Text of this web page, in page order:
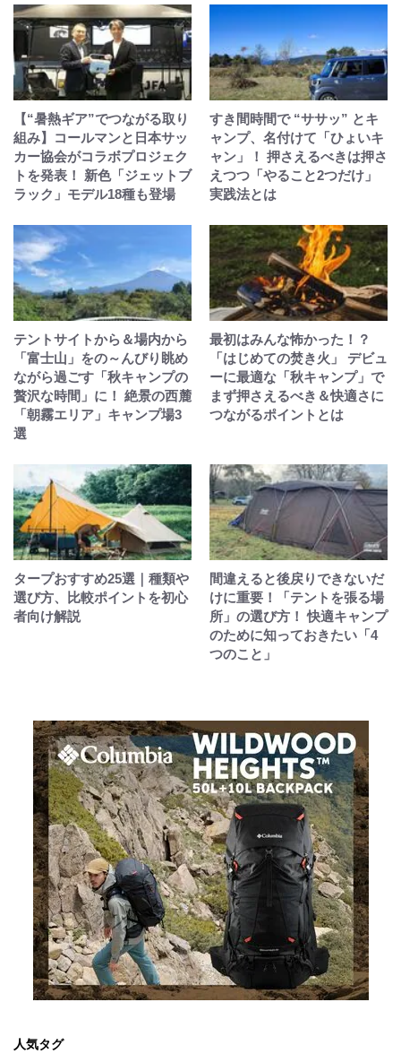
【“暑熱ギア”でつながる取り
組み】コールマンと日本サッ
カー協会がコラボプロジェク
トを発表！ 新色「ジェットブ
ラック」モデル18種も登場
すき間時間で “ササッ” とキ
ャンプ、名付けて「ひょいキ
ャン」！ 押さえるべきは押さ
えつつ「やること2つだけ」
実践法とは
テントサイトから＆場内から
「富士山」をの～んびり眺め
ながら過ごす「秋キャンプの
贅沢な時間」に！ 絶景の西麓
「朝霧エリア」キャンプ場3
選
最初はみんな怖かった！？
「はじめての焚き火」 デビュ
ーに最適な「秋キャンプ」で
まず押さえるべき＆快適さに
つながるポイントとは
タープおすすめ25選｜種類や
選び方、比較ポイントを初心
者向け解説
間違えると後戻りできないだ
けに重要！「テントを張る場
所」の選び方！ 快適キャンプ
のために知っておきたい「4
つのこと」
人気タグ